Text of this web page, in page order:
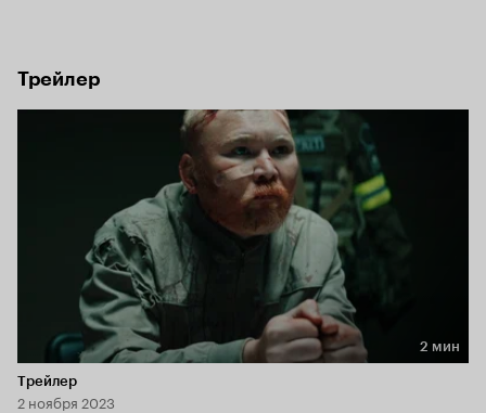
Трейлер
Длительность 2 мин
2 мин
Трейлер
2 ноября 2023